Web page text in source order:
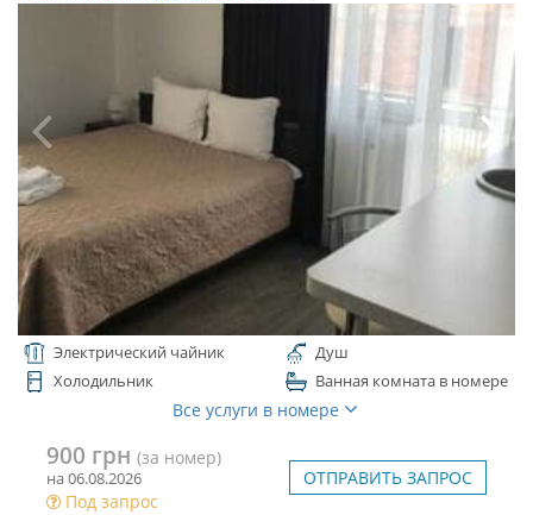
Электрический чайник
Душ
Холодильник
Ванная комната в номере
Все услуги в номере
900 грн (за номер)
на 06.08.2026
Под запрос
ОТПРАВИТЬ ЗАПРОС